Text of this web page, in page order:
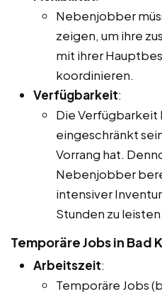
Nebenjobber
zeigen, um ihre
mit ihrer
koordinieren.
Verfügbarkeit:
Die Verfügbarkeit
eingeschränkt
Vorrang hat.
Nebenjobber
intensiver
Stunden zu leisten.
Temporäre Jobs in Bad
Arbeitszeit:
Temporäre Jobs